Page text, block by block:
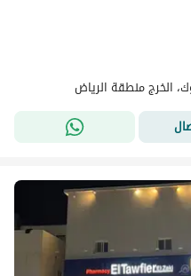
الخرج منطقة الرياض